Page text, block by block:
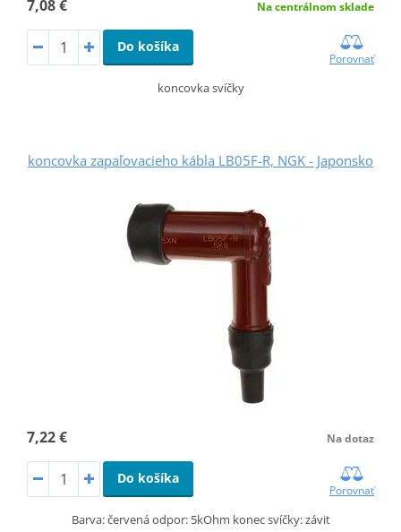
7,08 € Na centrálnom sklade
Do košíka
Porovnať
koncovka svíčky
koncovka zapaľovacieho kábla LB05F-R, NGK - Japonsko
7,22 € Na dotaz
Do košíka
Porovnať
Barva: červená odpor: 5kOhm konec svíčky: závit